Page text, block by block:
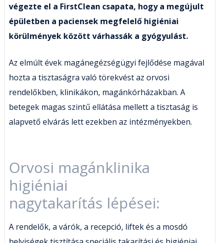
végezte el a FirstClean csapata, hogy a megújult
épületben a paciensek megfelelő higiéniai
körülmények között várhassák a gyógyulást.
Az elmúlt évek magánegézségügyi fejlődése magával
hozta a tisztaságra való törekvést az orvosi
rendelőkben, klinikákon, magánkórházakban. A
betegek magas szintű ellátása mellett a tisztaság is
alapvető elvárás lett ezekben az intézményekben.
Orvosi magánklinika
higiéniai
nagytakarítás lépései:
A rendelők, a várók, a recepció, liftek és a mosdó